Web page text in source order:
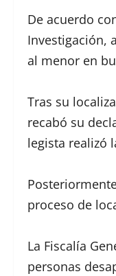
De acuerdo
Investigación,
al menor en
Tras su
recabó su
legista realizó
proceso de
La Fiscalía
personas